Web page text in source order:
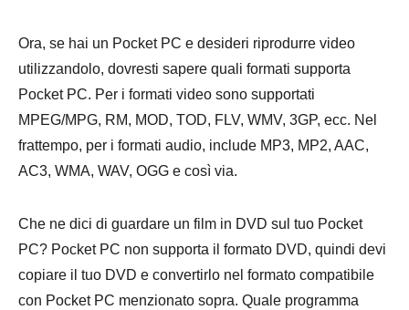
Ora, se hai un Pocket PC e desideri riprodurre video
utilizzandolo, dovresti sapere quali formati supporta
Pocket PC. Per i formati video sono supportati
MPEG/MPG, RM, MOD, TOD, FLV, WMV, 3GP, ecc. Nel
frattempo, per i formati audio, include MP3, MP2, AAC,
AC3, WMA, WAV, OGG e così via.
Che ne dici di guardare un film in DVD sul tuo Pocket
PC? Pocket PC non supporta il formato DVD, quindi devi
copiare il tuo DVD e convertirlo nel formato compatibile
con Pocket PC menzionato sopra. Quale programma